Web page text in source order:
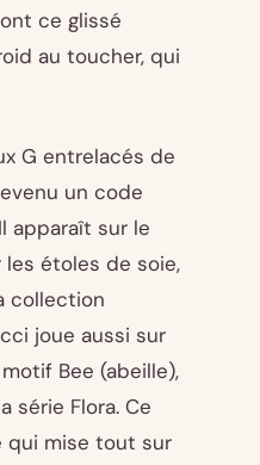
ce glissé
au toucher, qui
G entrelacés de
un code
apparaît sur le
les étoles de soie,
collection
joue aussi sur
Bee (abeille),
série Flora. Ce
qui mise tout sur